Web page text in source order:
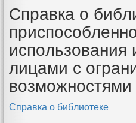
Справка о
лицами с
Справка о библиотеке